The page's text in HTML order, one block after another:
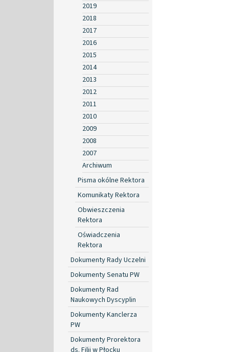
2019
2018
2017
2016
2015
2014
2013
2012
2011
2010
2009
2008
2007
Archiwum
Pisma okólne Rektora
Komunikaty Rektora
Obwieszczenia
Rektora
Oświadczenia
Rektora
Dokumenty Rady Uczelni
Dokumenty Senatu PW
Dokumenty Rad
Naukowych Dyscyplin
Dokumenty Kanclerza
PW
Dokumenty Prorektora
ds. Filii w Płocku